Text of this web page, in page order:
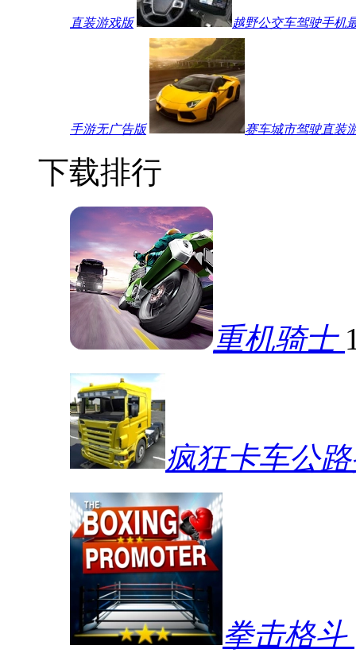
直装游戏版 越野公交车驾驶手机
手游无广告版 赛车城市驾驶直装
下载排行
重机骑士
疯狂卡车公
拳击格斗